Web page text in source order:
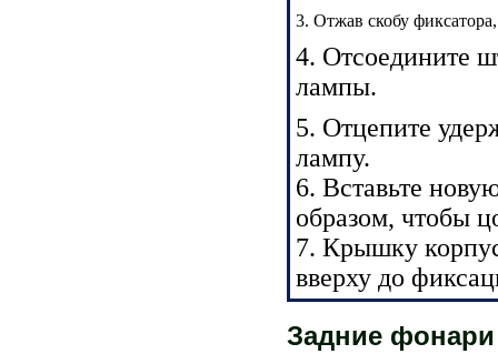
3. Отжав скобу
4. Отсоедините
лампы.
5. Отцепите
лампу.
6. Вставьте
образом, чтобы
7. Крышку
вверху до
Задние фонари